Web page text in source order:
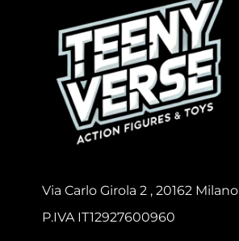
Via Carlo Girola 2 , 20162 Milano
P.IVA IT12927600960